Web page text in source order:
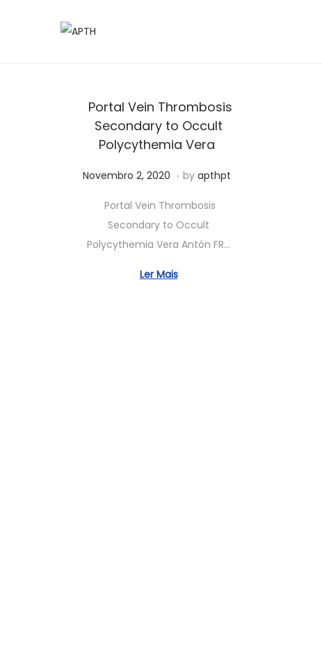
Portal Vein Thrombosis
Secondary to Occult
Polycythemia Vera
Posted on
Novembro 2, 2020 J
n
h
o
5
. by apthpt
Portal Vein Thrombosis
Secondary to Occult
Polycythemia Vera Antón FR…
Ler Mais